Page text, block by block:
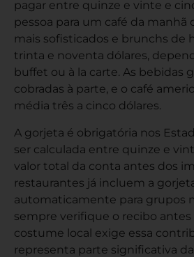
pagar entre quinze e vinte e
pessoa para um café da manhã
mais sofisticados e brunchs de
trinta e noventa dólares,
buffet ou à la carte. As bebidas
cobradas à parte, e o café
média três a cinco dólares.
A gorjeta é obrigatória nos
ser calculada entre quinze e
valor total da conta antes dos
restaurantes já incluem a
automaticamente para grupos
sempre verifique o recibo antes
costume local exige essa
representa parte significativa